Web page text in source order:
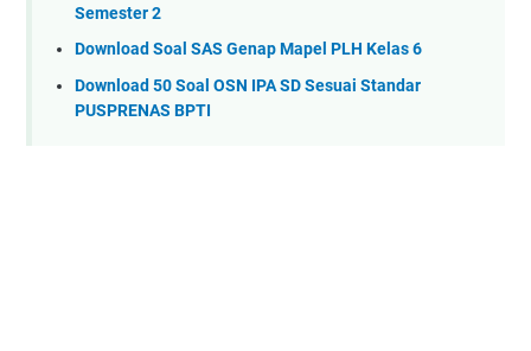
Semester 2
Download Soal SAS Genap Mapel PLH Kelas 6
Download 50 Soal OSN IPA SD Sesuai Standar
PUSPRENAS BPTI